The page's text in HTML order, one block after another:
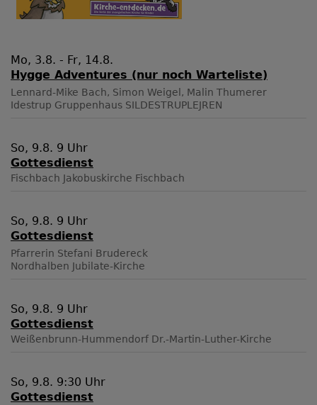
Mo, 3.8. - Fr, 14.8.
Hygge Adventures (nur noch Warteliste)
Lennard-Mike Bach, Simon Weigel, Malin Thumerer
Idestrup Gruppenhaus SILDESTRUPLEJREN
So, 9.8. 9 Uhr
Gottesdienst
Fischbach Jakobuskirche Fischbach
So, 9.8. 9 Uhr
Gottesdienst
Pfarrerin Stefani Brudereck
Nordhalben Jubilate-Kirche
So, 9.8. 9 Uhr
Gottesdienst
Weißenbrunn-Hummendorf Dr.-Martin-Luther-Kirche
So, 9.8. 9:30 Uhr
Gottesdienst